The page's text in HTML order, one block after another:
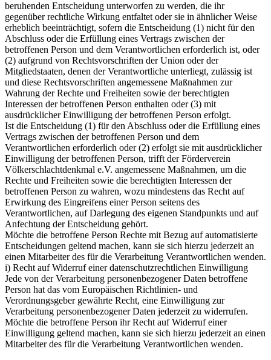
beruhenden Entscheidung unterworfen zu werden, die ihr
gegenüber rechtliche Wirkung entfaltet oder sie in ähnlicher Weise
erheblich beeinträchtigt, sofern die Entscheidung (1) nicht für den
Abschluss oder die Erfüllung eines Vertrags zwischen der
betroffenen Person und dem Verantwortlichen erforderlich ist, oder
(2) aufgrund von Rechtsvorschriften der Union oder der
Mitgliedstaaten, denen der Verantwortliche unterliegt, zulässig ist
und diese Rechtsvorschriften angemessene Maßnahmen zur
Wahrung der Rechte und Freiheiten sowie der berechtigten
Interessen der betroffenen Person enthalten oder (3) mit
ausdrücklicher Einwilligung der betroffenen Person erfolgt.
Ist die Entscheidung (1) für den Abschluss oder die Erfüllung eines
Vertrags zwischen der betroffenen Person und dem
Verantwortlichen erforderlich oder (2) erfolgt sie mit ausdrücklicher
Einwilligung der betroffenen Person, trifft der Förderverein
Völkerschlachtdenkmal e.V. angemessene Maßnahmen, um die
Rechte und Freiheiten sowie die berechtigten Interessen der
betroffenen Person zu wahren, wozu mindestens das Recht auf
Erwirkung des Eingreifens einer Person seitens des
Verantwortlichen, auf Darlegung des eigenen Standpunkts und auf
Anfechtung der Entscheidung gehört.
Möchte die betroffene Person Rechte mit Bezug auf automatisierte
Entscheidungen geltend machen, kann sie sich hierzu jederzeit an
einen Mitarbeiter des für die Verarbeitung Verantwortlichen wenden.
i) Recht auf Widerruf einer datenschutzrechtlichen Einwilligung
Jede von der Verarbeitung personenbezogener Daten betroffene
Person hat das vom Europäischen Richtlinien- und
Verordnungsgeber gewährte Recht, eine Einwilligung zur
Verarbeitung personenbezogener Daten jederzeit zu widerrufen.
Möchte die betroffene Person ihr Recht auf Widerruf einer
Einwilligung geltend machen, kann sie sich hierzu jederzeit an einen
Mitarbeiter des für die Verarbeitung Verantwortlichen wenden.